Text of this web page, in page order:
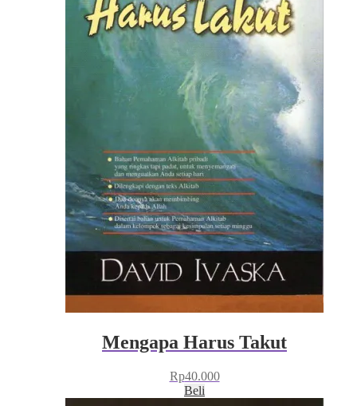
Mengapa Harus Takut
Rp40.000
Beli